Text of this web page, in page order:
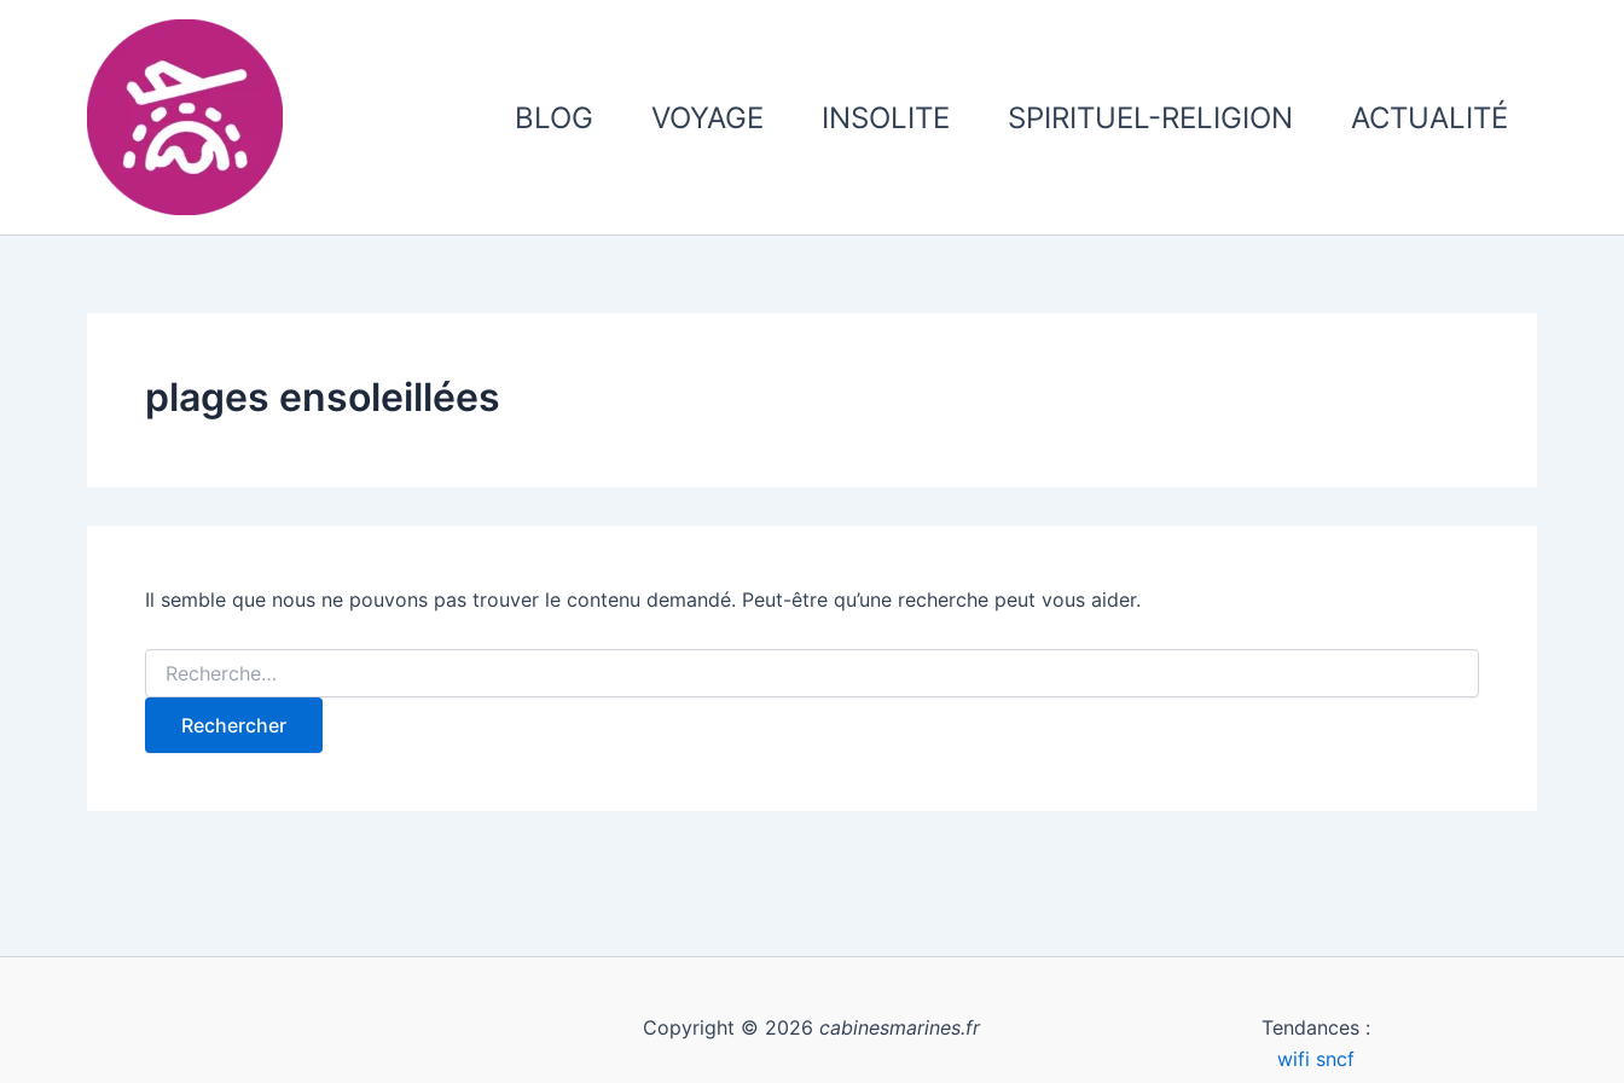
BLOG VOYAGE INSOLITE SPIRITUEL-RELIGION ACTUALITÉ
plages ensoleillées
Il semble que nous ne pouvons pas trouver le contenu demandé. Peut-être qu’une recherche peut vous aider.
Copyright © 2026cabinesmarines.fr
Tendances :
wifi sncf